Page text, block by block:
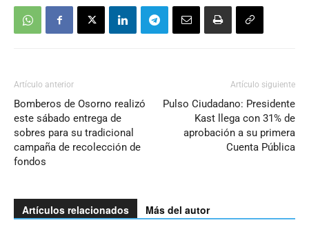
Artículo anterior
Bomberos de Osorno realizó
este sábado entrega de
sobres para su tradicional
campaña de recolección de
fondos
Artículo siguiente
Pulso Ciudadano: Presidente
Kast llega con 31% de
aprobación a su primera
Cuenta Pública
Artículos relacionados Más del autor